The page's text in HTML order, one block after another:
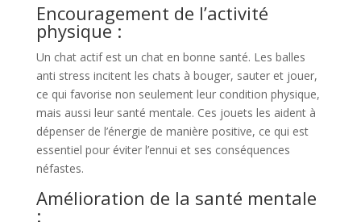
Encouragement de l’activité
physique :
Un chat actif est un chat en bonne santé. Les balles
anti stress incitent les chats à bouger, sauter et jouer,
ce qui favorise non seulement leur condition physique,
mais aussi leur santé mentale. Ces jouets les aident à
dépenser de l’énergie de manière positive, ce qui est
essentiel pour éviter l’ennui et ses conséquences
néfastes.
Amélioration de la santé mentale
: